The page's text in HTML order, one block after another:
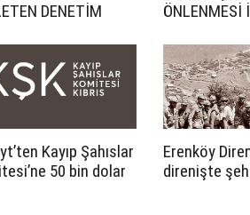
DENETİM
ÖNLENMESİ
Kayıp Şahıslar
50 bin dolar
Erenköy
direnişte